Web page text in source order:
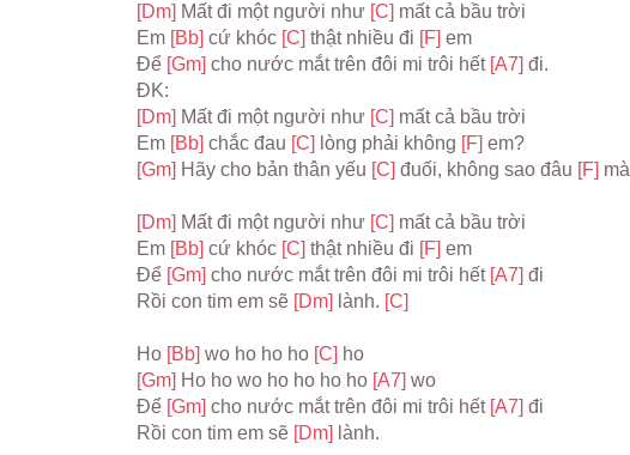
[Dm] Mất đi một người như [C] mất cả bầu trời
Em [Bb] cứ khóc [C] thật nhiều đi [F] em
Để [Gm] cho nước mắt trên đôi mi trôi hết [A7] đi.
ĐK:
[Dm] Mất đi một người như [C] mất cả bầu trời
Em [Bb] chắc đau [C] lòng phải không [F] em?
[Gm] Hãy cho bản thân yếu [C] đuối, không sao đâu [F] mà
[Dm] Mất đi một người như [C] mất cả bầu trời
Em [Bb] cứ khóc [C] thật nhiều đi [F] em
Để [Gm] cho nước mắt trên đôi mi trôi hết [A7] đi
Rồi con tim em sẽ [Dm] lành. [C]
Ho [Bb] wo ho ho ho [C] ho
[Gm] Ho ho wo ho ho ho ho [A7] wo
Để [Gm] cho nước mắt trên đôi mi trôi hết [A7] đi
Rồi con tim em sẽ [Dm] lành.